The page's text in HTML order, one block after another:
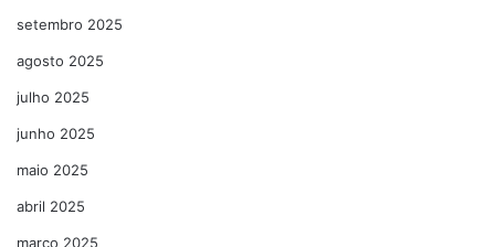
setembro 2025
agosto 2025
julho 2025
junho 2025
maio 2025
abril 2025
março 2025